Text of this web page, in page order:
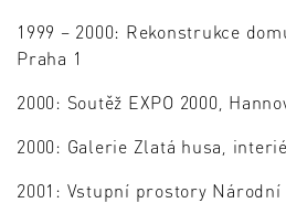
1999 – 2000: Rekonstrukce
Praha 1
2000: Soutěž EXPO 2000,
2000: Galerie Zlatá husa,
2001: Vstupní prostory